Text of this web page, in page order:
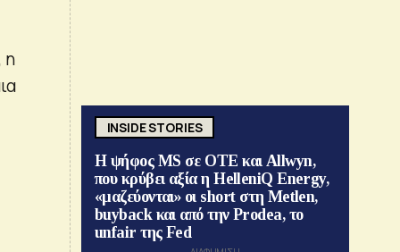
η
INSIDE STORIES
Η ψήφος MS σε ΟΤΕ και Allwyn,
που κρύβει αξία η HelleniQ Energy,
«μαζεύονται» οι short στη Metlen,
buyback και από την Prodea, το
unfair της Fed